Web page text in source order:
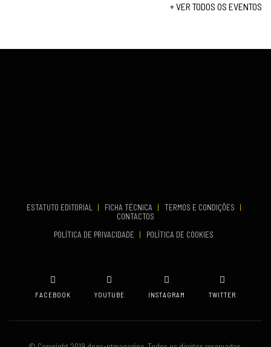
+ VER TODOS OS EVENTOS
ESTATUTO EDITORIAL | FICHA TÉCNICA | TERMOS E CONDIÇÕES
|
CONTACTOS
POLÍTICA DE PRIVACIDADE
| POLÍTICA DE COOKIES
FACEBOOK YOUTUBE INSTAGRAM TWITTER